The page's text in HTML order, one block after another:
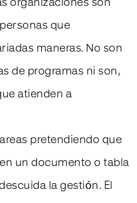
organizaciones son
que
maneras. No son
de programas ni son,
atienden a
pretendiendo que
un documento o tabla
la gestión. El